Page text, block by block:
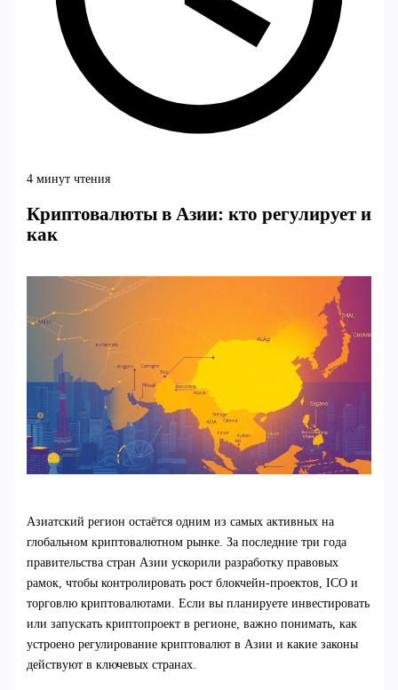
4 минут чтения
Криптовалюты в Азии: кто регулирует и
как
Азиатский регион остаётся одним из самых активных на
глобальном криптовалютном рынке. За последние три года
правительства стран Азии ускорили разработку правовых
рамок, чтобы контролировать рост блокчейн-проектов, ICO и
торговлю криптовалютами. Если вы планируете инвестировать
или запускать криптопроект в регионе, важно понимать, как
устроено регулирование криптовалют в Азии и какие законы
действуют в ключевых странах.